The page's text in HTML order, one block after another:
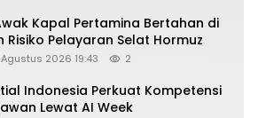
Kapal Pertamina Bertahan di
Risiko Pelayaran Selat Hormuz
2026 19:43 2
Indonesia Perkuat Kompetensi
Lewat AI Week